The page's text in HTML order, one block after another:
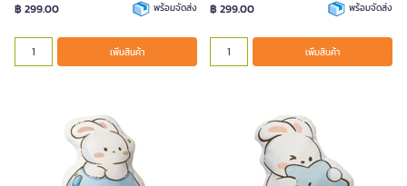
฿ 299.00 พร้อมจัดส่ง
เพิ่มสินค้า
฿ 299.00 พร้อมจัดส่ง
เพิ่มสินค้า